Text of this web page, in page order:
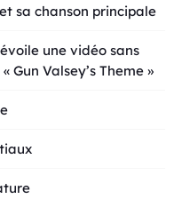
sa chanson principale
une vidéo sans
Gun Valsey’s Theme »